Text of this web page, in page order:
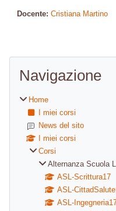
Docente: Cristiana Martino
Navigazione
Home
I miei corsi
News del sito
I miei corsi
Corsi
Alternanza Scuola
ASL-Scrittura17
ASL-
ASL-